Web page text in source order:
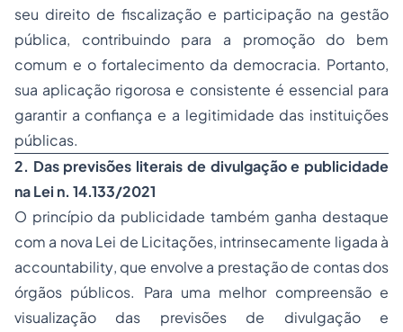
seu direito de fiscalização e participação na gestão
pública, contribuindo para a promoção do bem
comum e o fortalecimento da democracia. Portanto,
sua aplicação rigorosa e consistente é essencial para
garantir a confiança e a legitimidade das instituições
públicas.
2. Das previsões literais de divulgação e publicidade
na Lei n. 14.133/2021
O princípio da publicidade também ganha destaque
com a nova Lei de Licitações, intrinsecamente ligada à
accountability, que envolve a prestação de contas dos
órgãos públicos. Para uma melhor compreensão e
visualização das previsões de divulgação e